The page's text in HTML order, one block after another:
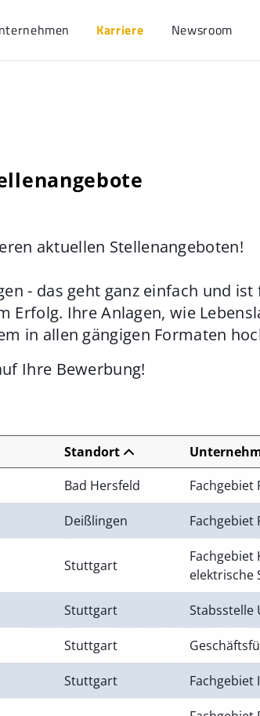
Karriere Newsroom
aktuellen Stellenangeboten!
- das geht ganz einfach und ist
Erfolg. Ihre Anlagen, wie
in allen gängigen Formaten
Ihre Bewerbung!
Standort
Bad Hersfeld Fachgebiet
Deißlingen Fachgebiet
Stuttgart
elektrische
Stuttgart
Stuttgart
Stuttgart Fachgebiet